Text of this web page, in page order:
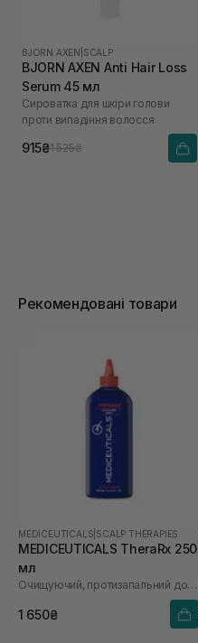
BJORN AXEN SCALP
BJORN AXEN Anti Hair Loss
Serum 45 мл
Сироватка для шкіри голови
проти випадіння волосся
915₴1 525₴
Рекомендовані товари
MEDICEUTICALS SCALP THERAPIES
MEDICEUTICALS TheraRx 250
мл
Очищуючий, протизапальний догляд для шкіри голови та шкіри тіла
1 650₴